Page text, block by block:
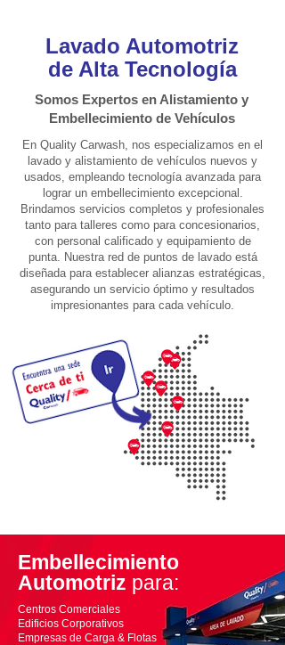
Lavado Automotriz
de Alta Tecnología
Somos Expertos en Alistamiento y
Embellecimiento de Vehículos
En Quality Carwash, nos especializamos en el
lavado y alistamiento de vehículos nuevos y
usados, empleando tecnología avanzada para
lograr un embellecimiento excepcional.
Brindamos servicios completos y profesionales
tanto para talleres como para concesionarios,
con personal calificado y equipamiento de
punta. Nuestra red de puntos de lavado está
diseñada para establecer alianzas estratégicas,
asegurando un servicio óptimo y resultados
impresionantes para cada vehículo.
Embellecimiento
Automotriz para:
Centros Comerciales
Edificios Corporativos
Empresas de Carga & Flotas